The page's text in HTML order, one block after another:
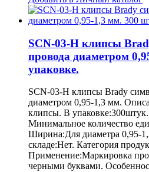
SCN-03-H клипсы
провода диаметром
упаковке.
SCN-03-H клипсы Brady
диаметром 0,95-1,3 мм.
клипсы. В
Минимальное количество
Ширина:Для диаметра 0,95-
складе:Нет. Категория
Применение:Маркировка
черными буквами.